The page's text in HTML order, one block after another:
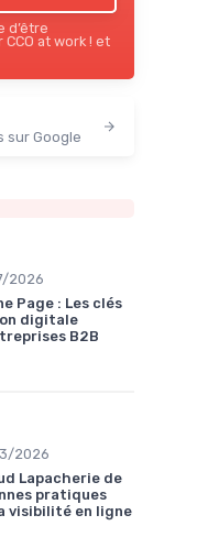
d’être
at work ! et
sur Google
2026
Page : Les clés
digitale
B2B
2026
Lapacherie de
pratiques
visibilité en ligne